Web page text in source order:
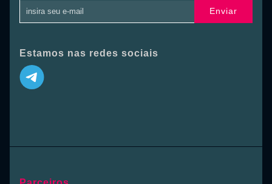
Enviar
Estamos nas redes sociais